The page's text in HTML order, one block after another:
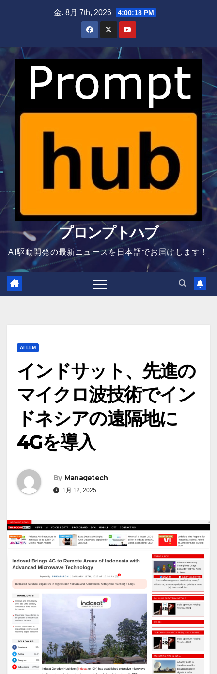
金. 8月 7th, 2026 4:00:18 PM
プロンプトハブ
AI駆動開発の最新ニュースを日本語でお届けします！
AI LLM
インドサット、先進の
マイクロ波技術でイン
ドネシアの遠隔地に
4Gを導入
By Managetech
1月 12, 2025